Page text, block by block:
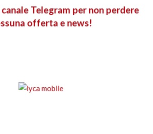
canale Telegram per non perdere
offerta e news!